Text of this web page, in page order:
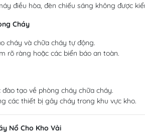
điều hòa, đèn chiếu sáng không được
Cháy
cháy và chữa cháy tự động.
rõ ràng hoặc các biển báo an toàn.
tạo về phòng cháy chữa cháy.
các thiết bị gây cháy trong khu vực kho.
Nổ Cho Kho Vải